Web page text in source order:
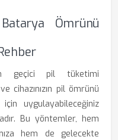
Ömrünü
geçici pil tüketimi
cihazınızın pil ömrünü
uygulayabileceğiniz
Bu yöntemler, hem
hem de gelecekte